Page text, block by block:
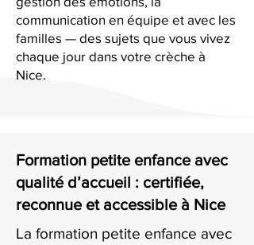
communication en équipe et avec les
familles — des sujets que vous vivez
chaque jour dans votre crèche à
Nice.
Formation petite enfance avec
qualité d’accueil : certifiée,
reconnue et accessible à Nice
La formation petite enfance avec